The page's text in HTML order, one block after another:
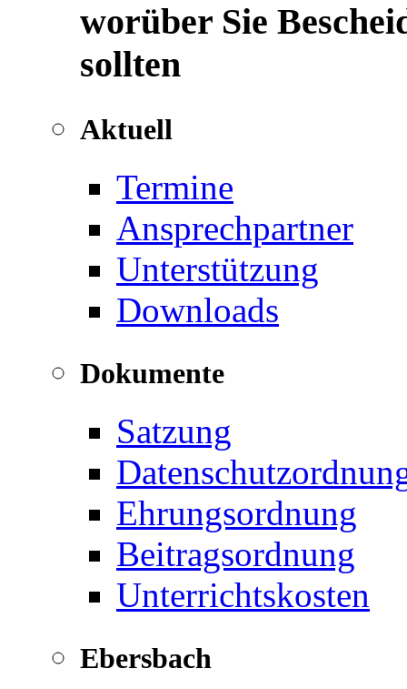
worüber Sie
sollten
Aktuell
Termine
Ansprechpartner
Unterstützung
Downloads
Dokumente
Satzung
Ehrungsordnung
Beitragsordnung
Unterrichtskosten
Ebersbach